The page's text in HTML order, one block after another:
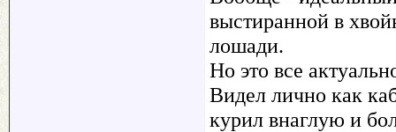
выстиранной в
лошади.
Но это все
Видел лично как
курил внаглую и